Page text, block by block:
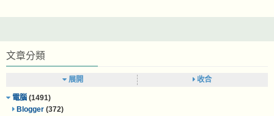
文章分類
展開 收合
電腦 (1491)
Blogger (372)